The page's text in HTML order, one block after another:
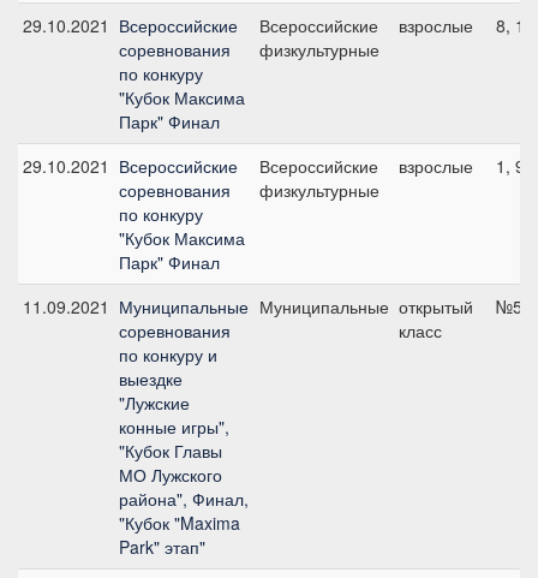
29.10.2021 Всероссийские
соревнования
по конкуру
"Кубок Максима
Парк" Финал
Всероссийские
физкультурные
взрослые 8,
29.10.2021 Всероссийские
соревнования
по конкуру
"Кубок Максима
Парк" Финал
Всероссийские
физкультурные
взрослые 1,
11.09.2021 Муниципальные
соревнования
по конкуру и
выездке
"Лужские
конные игры",
"Кубок Главы
МО Лужского
района", Финал,
"Кубок "Maxima
Park" этап"
Муниципальные открытый
класс